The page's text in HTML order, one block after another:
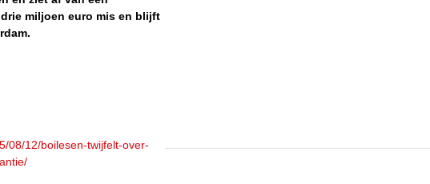
miljoen euro mis en blijft
08/12/boilesen-twijfelt-over-